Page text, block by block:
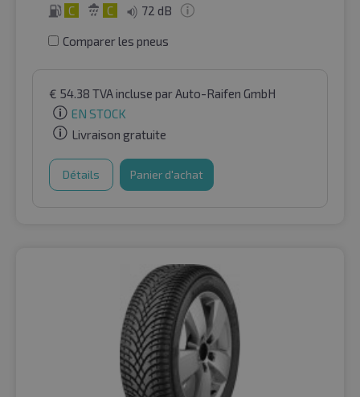
C C 72 dB
Comparer les pneus
€ 54.38 TVA incluse par Auto-Raifen GmbH
EN STOCK
Livraison gratuite
Détails Panier d'achat